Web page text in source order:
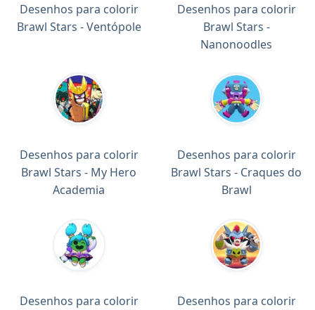
Desenhos para colorir
Brawl Stars - Ventópole
Desenhos para colorir
Brawl Stars -
Nanonoodles
Desenhos para colorir
Brawl Stars - My Hero
Academia
Desenhos para colorir
Brawl Stars - Craques do
Brawl
Desenhos para colorir
Desenhos para colorir